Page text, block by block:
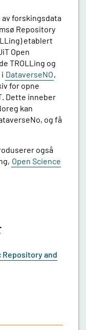
forskingsdata
Repository
etablert
Open
TROLLing og
i DataverseNO,
for opne
Dette inneber
kan
og få
også
Open Science
Repository and